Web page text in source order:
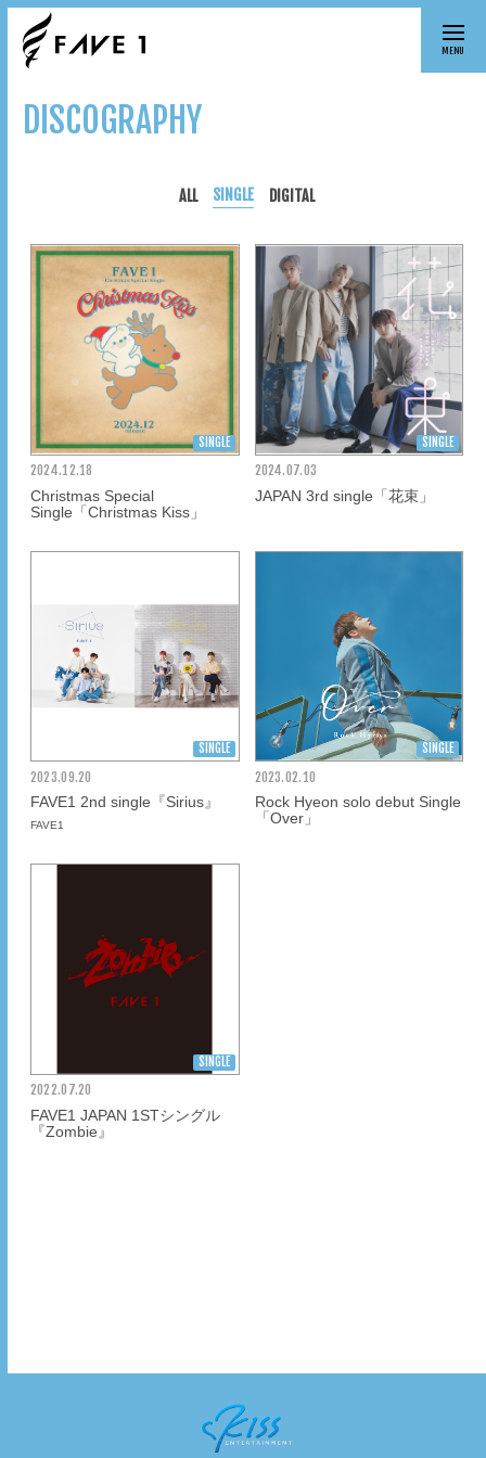
MENU
DISCOGRAPHY
ALL SINGLE DIGITAL
SINGLE
2024.12.18
Christmas Special
Single「Christmas Kiss」
SINGLE
2024.07.03
JAPAN 3rd single「花束」
SINGLE
2023.09.20
FAVE1 2nd single『Sirius』
FAVE1
SINGLE
2023.02.10
Rock Hyeon solo debut Single
「Over」
SINGLE
2022.07.20
FAVE1 JAPAN 1STシングル
『Zombie』